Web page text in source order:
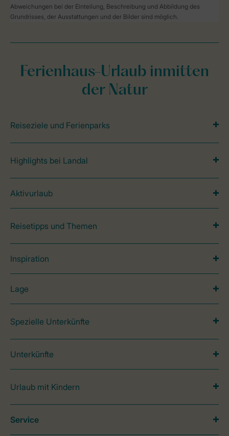
Abweichungen bei der Einteilung, Beschreibung und Abbildung des
Grundrisses, der Ausstattungen und der Bilder sind möglich.
Ferienhaus-Urlaub inmitten
der Natur
Reiseziele und Ferienparks
Highlights bei Landal
Aktivurlaub
Reisetipps und Themen
Inspiration
Lage
Spezielle Unterkünfte
Unterkünfte
Urlaub mit Kindern
Service